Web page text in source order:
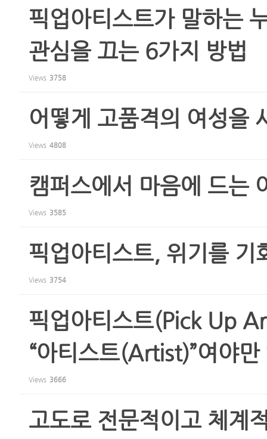
픽업아티스트가 말하는
관심을 끄는 6가지 방법
Views 3758
어떻게 고품격의 여성을
Views 4808
캠퍼스에서 마음에 드는
Views 3585
픽업아티스트, 위기를 기
Views 3754
픽업아티스트(Pick Up
“아티스트(Artist)”여야만
Views 3666
고도로 전문적이고 체계